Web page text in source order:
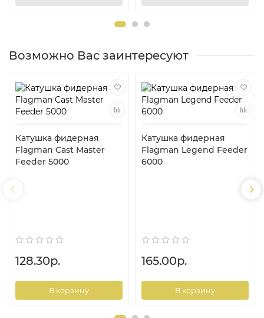
Возможно Вас заинтересуют
Катушка фидерная
Flagman Cast Master
Feeder 5000
128.30р.
В корзину
Катушка фидерная
Flagman Legend Feeder
6000
165.00р.
В корзину